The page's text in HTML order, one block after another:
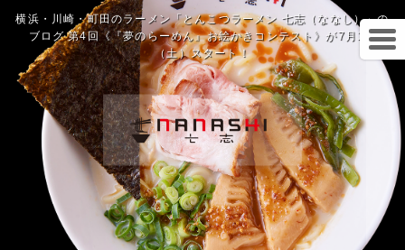
横浜・川崎・町田のラーメン「とんこつラーメン 七志（ななし）」の
ブログ 第4回《『夢のらーめん』お絵かきコンテスト》が7月1日
（土）スタート！